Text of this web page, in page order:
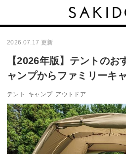
2026.07.17 更新
【2026年版】テントのお
ャンプからファミリーキ
テント キャンプ アウトドア